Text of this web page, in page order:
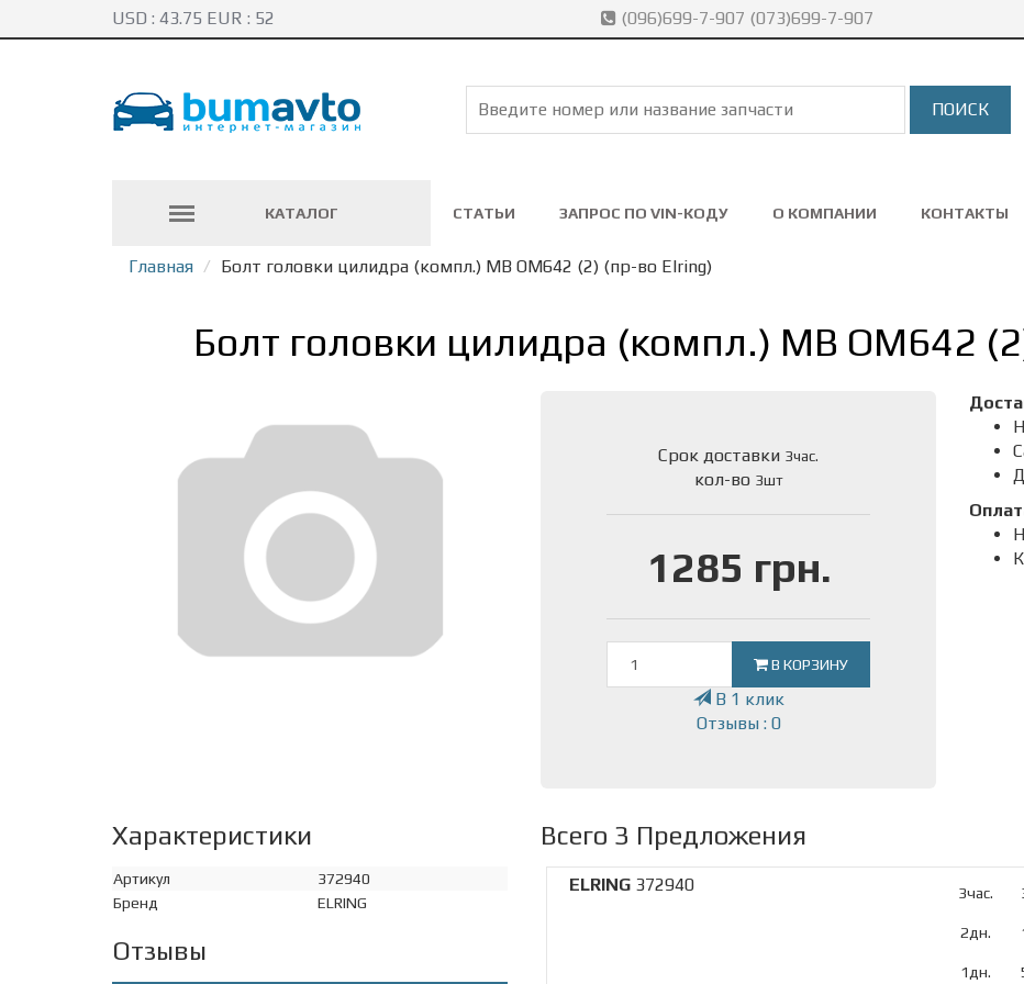
USD : 43.75 EUR : 52 (096)699-7-907 (073)699-7-907
КАТАЛОГ СТАТЬИ ЗАПРОС ПО VIN-КОДУ О КОМПАНИИ КОНТАКТЫ
Главная Болт головки цилидра (компл.) MB OM642 (2) (пр-во Elring)
Болт головки цилидра (компл.) MB OM642
Срок доставки 3час.
кол-во 3шт
1285 грн.
В КОРЗИНУ
В 1 клик
Отзывы : 0
Характеристики
Артикул
372940
Бренд
ELRING
Отзывы
Всего 3 Предложения
ELRING 372940 3час.
2дн.
1дн.